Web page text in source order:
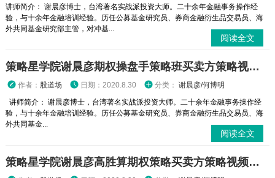
讲师简介： 谢晨彦博士，台湾著名实战派投资大师。二十余年金融事务操作经
验，与十余年金融培训经验。历任公募基金研究员、券商金融衍生品交易员、海
外共同基金研究部主管，对冲基...
阅读全文
策略星学院谢晨彦期权操盘手策略班买卖方策略视频课程
作者： 股道场 日期：2020.8.30 分类： 谢晨彦/何博明
讲师简介： 谢晨彦博士，台湾著名实战派投资大师。二十余年金融事务操作经
验，与十余年金融培训经验。历任公募基金研究员、券商金融衍生品交易员、海
外共同基金...
阅读全文
策略星学院谢晨彦高胜算期权策略买卖方策略视频课程